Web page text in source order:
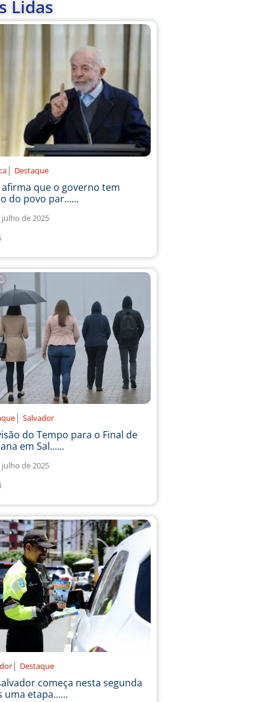
Lidas
| Destaque
afirma que o governo tem
do povo par......
julho de 2025
| Salvador
do Tempo para o Final de
em Sal......
julho de 2025
| Destaque
começa nesta segunda
uma etapa......